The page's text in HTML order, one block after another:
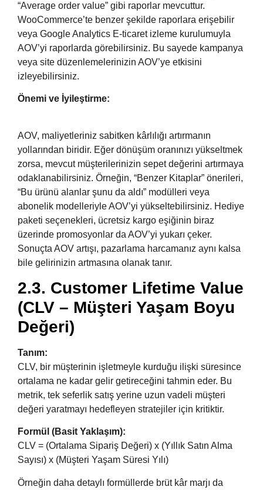
“Average order value” gibi raporlar mevcuttur.
WooCommerce’te benzer şekilde raporlara erişebilir
veya Google Analytics E-ticaret izleme kurulumuyla
AOV’yi raporlarda görebilirsiniz. Bu sayede kampanya
veya site düzenlemelerinizin AOV’ye etkisini
izleyebilirsiniz.
Önemi ve İyileştirme:
AOV, maliyetleriniz sabitken kârlılığı artırmanın
yollarından biridir. Eğer dönüşüm oranınızı yükseltmek
zorsa, mevcut müşterilerinizin sepet değerini artırmaya
odaklanabilirsiniz. Örneğin, “Benzer Kitaplar” önerileri,
“Bu ürünü alanlar şunu da aldı” modülleri veya
abonelik modelleriyle AOV’yi yükseltebilirsiniz. Hediye
paketi seçenekleri, ücretsiz kargo eşiğinin biraz
üzerinde promosyonlar da AOV’yi yukarı çeker.
Sonuçta AOV artışı, pazarlama harcamanız aynı kalsa
bile gelirinizin artmasına olanak tanır.
2.3. Customer Lifetime Value
(CLV – Müşteri Yaşam Boyu
Değeri)
Tanım:
CLV, bir müşterinin işletmeyle kurduğu ilişki süresince
ortalama ne kadar gelir getireceğini tahmin eder. Bu
metrik, tek seferlik satış yerine uzun vadeli müşteri
değeri yaratmayı hedefleyen stratejiler için kritiktir.
Formül (Basit Yaklaşım):
CLV = (Ortalama Sipariş Değeri) x (Yıllık Satın Alma
Sayısı) x (Müşteri Yaşam Süresi Yılı)
Örneğin daha detaylı formüllerde brüt kâr marjı da